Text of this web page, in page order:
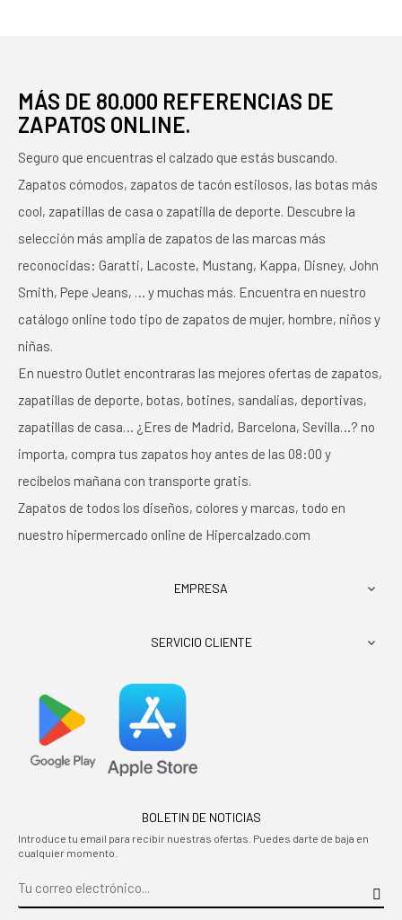
MÁS DE 80.000 REFERENCIAS DE
ZAPATOS ONLINE.
Seguro que encuentras el calzado que estás buscando.
Zapatos cómodos, zapatos de tacón estilosos, las botas más
cool, zapatillas de casa o zapatilla de deporte. Descubre la
selección más amplia de zapatos de las marcas más
reconocidas: Garatti, Lacoste, Mustang, Kappa, Disney, John
Smith, Pepe Jeans, … y muchas más. Encuentra en nuestro
catálogo online todo tipo de zapatos de mujer, hombre, niños y
niñas.
En nuestro Outlet encontraras las mejores ofertas de zapatos,
zapatillas de deporte, botas, botines, sandalias, deportivas,
zapatillas de casa… ¿Eres de Madrid, Barcelona, Sevilla…? no
importa, compra tus zapatos hoy antes de las 08:00 y
recíbelos mañana con transporte gratis.
Zapatos de todos los diseños, colores y marcas, todo en
nuestro hipermercado online de Hipercalzado.com
EMPRESA 
SERVICIO CLIENTE 
BOLETIN DE NOTICIAS
Introduce tu email para recibir nuestras ofertas. Puedes darte de baja en
cualquier momento.